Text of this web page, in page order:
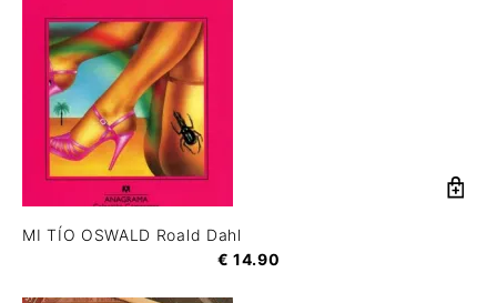
MI TÍO OSWALD Roald Dahl
€ 14.90